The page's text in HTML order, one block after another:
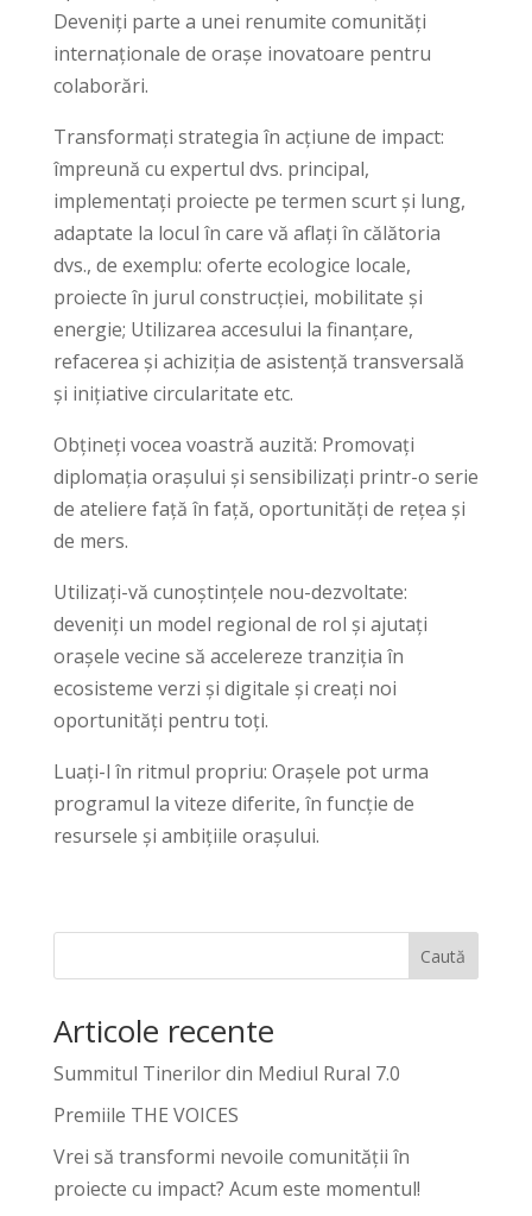
Deveniți parte a unei renumite comunități
internaționale de orașe inovatoare pentru
colaborări.
Transformați strategia în acțiune de impact:
împreună cu expertul dvs. principal,
implementați proiecte pe termen scurt și lung,
adaptate la locul în care vă aflați în călătoria
dvs., de exemplu: oferte ecologice locale,
proiecte în jurul construcției, mobilitate și
energie; Utilizarea accesului la finanțare,
refacerea și achiziția de asistență transversală
și inițiative circularitate etc.
Obțineți vocea voastră auzită: Promovați
diplomația orașului și sensibilizați printr-o serie
de ateliere față în față, oportunități de rețea și
de mers.
Utilizați-vă cunoștințele nou-dezvoltate:
deveniți un model regional de rol și ajutați
orașele vecine să accelereze tranziția în
ecosisteme verzi și digitale și creați noi
oportunități pentru toți.
Luați-l în ritmul propriu: Orașele pot urma
programul la viteze diferite, în funcție de
resursele și ambițiile orașului.
Caută
Articole recente
Summitul Tinerilor din Mediul Rural 7.0
Premiile THE VOICES
Vrei să transformi nevoile comunității în
proiecte cu impact? Acum este momentul!